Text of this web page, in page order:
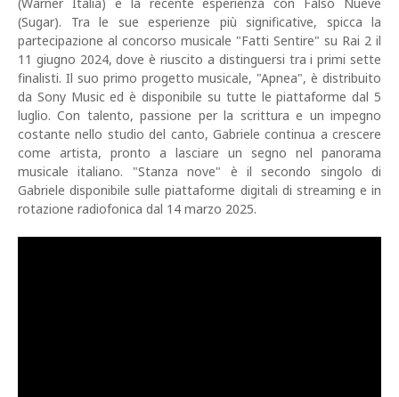
(Sugar). Tra le sue esperienze più significative, spicca la
partecipazione al concorso musicale "Fatti Sentire" su Rai 2 il
11 giugno 2024, dove è riuscito a distinguersi tra i primi sette
finalisti. Il suo primo progetto musicale, "Apnea", è distribuito
da Sony Music ed è disponibile su tutte le piattaforme dal 5
luglio. Con talento, passione per la scrittura e un impegno
costante nello studio del canto, Gabriele continua a crescere
come artista, pronto a lasciare un segno nel panorama
musicale italiano. "Stanza nove" è il secondo singolo di
Gabriele disponibile sulle piattaforme digitali di streaming e in
rotazione radiofonica dal 14 marzo 2025.